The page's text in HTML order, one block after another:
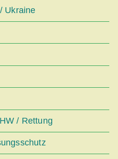
Ukraine
/ Rettung